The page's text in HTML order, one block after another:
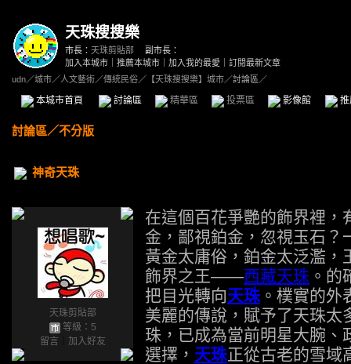
天珠搜搜樂
市長： 天珠剪貼部
副市長：
加入本城市
推薦本城市 加入我的最愛
訂閱最新文章
udn／城市／人文藝術／傳統民俗／ 【天珠搜搜樂】城市／討論區／
本城市首頁 討論區 精華區 投票區 影像館
討論區／不分版
神奇天珠
天珠剪貼部
等級：5
留言
加入好友
在這個百花爭艷的飾界裡，
金，鄙視鉑金，忽視玉石？
黃金太庸俗，鉑金太泛濫，
飾界之王——西藏天珠 。的
把目光轉向天珠 。樸實的
美麗的傳說，賦予了天珠太
珠，已成為當前明星大腕、
選擇， 天珠正從古老的雪域